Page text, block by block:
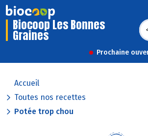
Biocoop Les Bonnes
Graines
Prochaine
Accueil
Toutes nos recettes
Potée trop chou